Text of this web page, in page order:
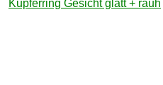
Kupferring Gesicht glatt + rauh